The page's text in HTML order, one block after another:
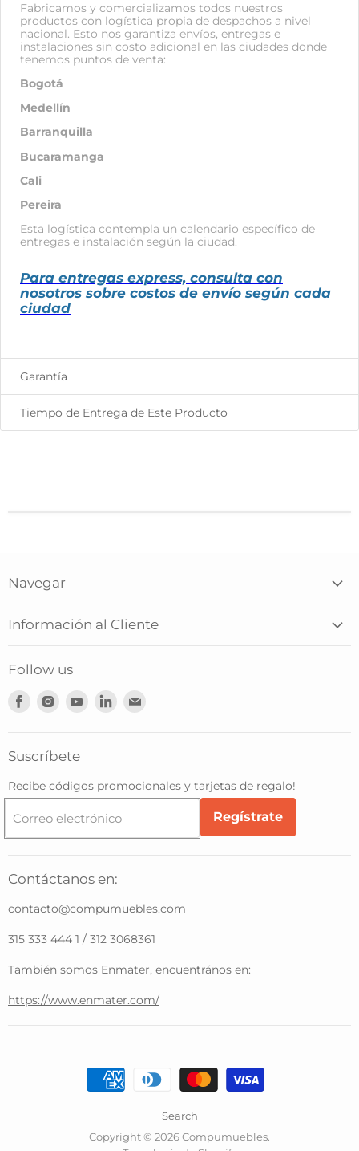
Fabricamos y comercializamos todos nuestros
productos con logística propia de despachos a nivel
nacional. Esto nos garantiza envíos, entregas e
instalaciones sin costo adicional en las ciudades donde
tenemos puntos de venta:
Bogotá
Medellín
Barranquilla
Bucaramanga
Cali
Pereira
Esta logística contempla un calendario específico de
entregas e instalación según la ciudad.
Para entregas express, consulta con
nosotros sobre costos de envío según cada
ciudad
Garantía
Tiempo de Entrega de Este Producto
Navegar
Información al Cliente
Follow us
Encuéntranos
Encuéntranos
Encuéntranos
Encuéntranos
Suscríbete
Recibe códigos promocionales y tarjetas de regalo!
Correo electrónico Regístrate
Contáctanos en:
contacto@compumuebles.com
315 333 444 1 / 312 3068361
También somos Enmater, encuentrános en:
https://www.enmater.com/
Search
Copyright © 2026 Compumuebles.